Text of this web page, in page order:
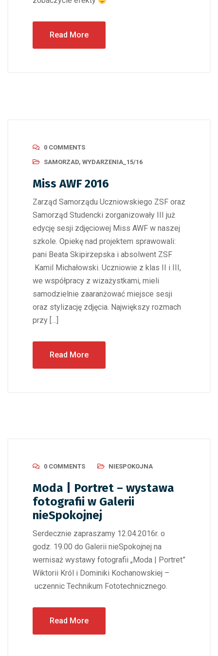
Read More
0 COMMENTS
SAMORZAD, WYDARZENIA_15/16
Miss AWF 2016
Zarząd Samorządu Uczniowskiego ZSF oraz
Samorząd Studencki zorganizowały III już
edycję sesji zdjęciowej Miss AWF w naszej
szkole. Opiekę nad projektem sprawowali:
pani Beata Skipirzepska i absolwent ZSF
Kamil Michałowski. Uczniowie z klas II i III,
we współpracy z wizażystkami, mieli
samodzielnie zaaranżować miejsce sesji
oraz stylizację zdjęcia. Największy rozmach
przy […]
Read More
0 COMMENTS NIESPOKOJNA
Moda | Portret – wystawa
fotografii w Galerii
nieSpokojnej
Serdecznie zapraszamy 12.04.2016r. o
godz. 19.00 do Galerii nieSpokojnej na
wernisaż wystawy fotografii „Moda | Portret”
Wiktorii Król i Dominiki Kochanowskiej –
uczennic Technikum Fototechnicznego.
Read More